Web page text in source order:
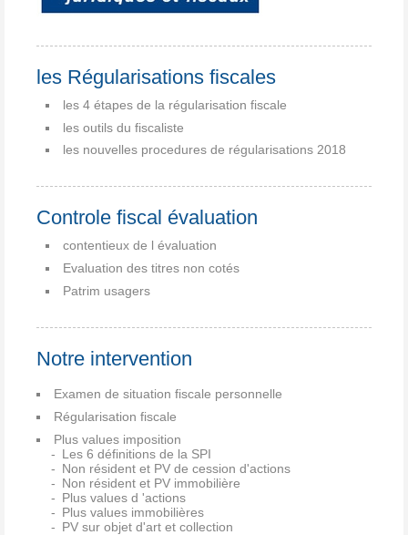
les Régularisations fiscales
les 4 étapes de la régularisation fiscale
les outils du fiscaliste
les nouvelles procedures de régularisations 2018
Controle fiscal évaluation
contentieux de l évaluation
Evaluation des titres non cotés
Patrim usagers
Notre intervention
Examen de situation fiscale personnelle
Régularisation fiscale
Plus values imposition
Les 6 définitions de la SPI
Non résident et PV de cession d'actions
Non résident et PV immobilière
Plus values d 'actions
Plus values immobilières
PV sur objet d'art et collection